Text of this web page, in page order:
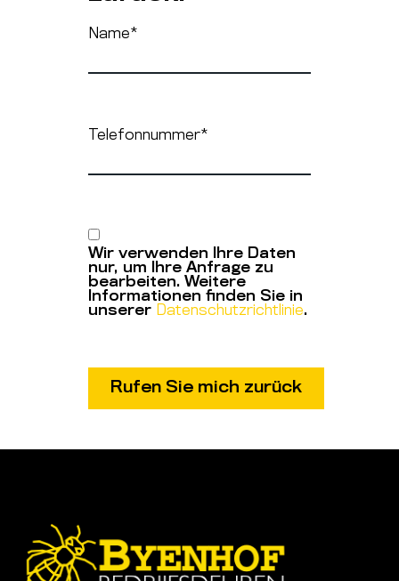
Name*
Telefonnummer*
Wir verwenden Ihre Daten
nur, um Ihre Anfrage zu
bearbeiten. Weitere
Informationen finden Sie in
unserer Datenschutzrichtlinie.